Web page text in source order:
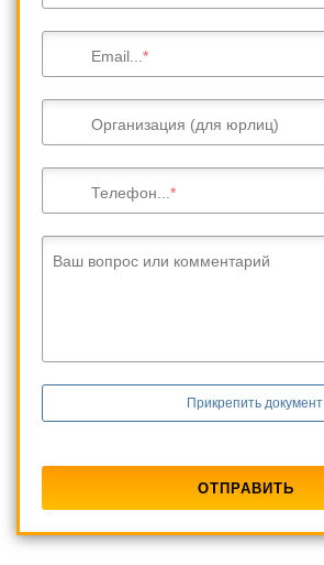
Email...
Организация (для юрлиц)
Телефон...
Ваш вопрос или комментарий
Прикрепить документ